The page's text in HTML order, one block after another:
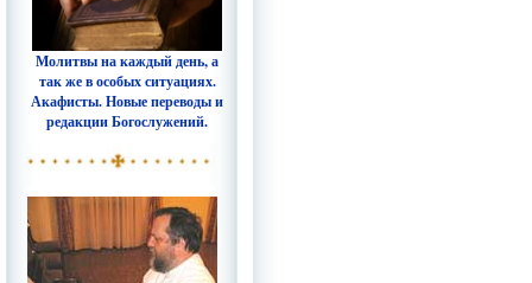
Молитвы на каждый день, а
так же в особых ситуациях.
Акафисты. Новые переводы и
редакции Богослужений.